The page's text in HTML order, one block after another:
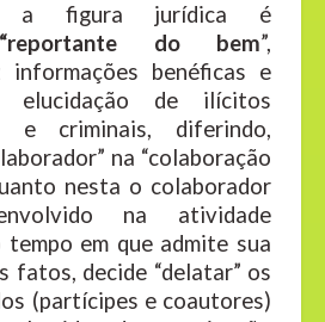
a figura jurídica é
“reportante do bem”,
benéficas e
elucidação de ilícitos
e criminais, diferindo,
na “colaboração
nesta o colaborador
na atividade
tempo em que admite sua
fatos, decide “delatar” os
(partícipes e coautores)